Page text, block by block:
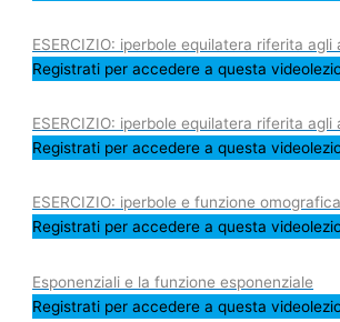
ESERCIZIO: iperbole equilatera riferita agli
Registrati per accedere a questa
ESERCIZIO: iperbole equilatera riferita agli
Registrati per accedere a questa
ESERCIZIO: iperbole e funzione omografica
Registrati per accedere a questa
Esponenziali e la funzione esponenziale
Registrati per accedere a questa